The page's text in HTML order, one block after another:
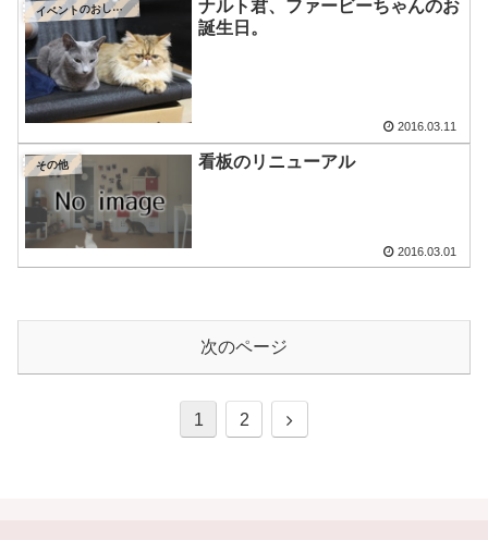
イ
ベントのおしらせ
ナルト君、ファービーちゃんのお
誕生日。
2016.03.11
その他 看板のリニューアル
2016.03.01
次のページ
1 2
次